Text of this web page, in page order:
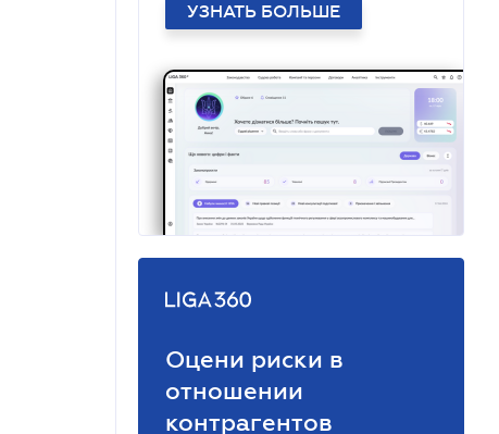
УЗНАТЬ БОЛЬШЕ
Оцени риски в
отношении
контрагентов